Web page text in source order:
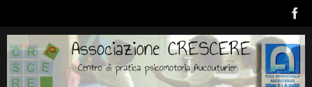
contenuto